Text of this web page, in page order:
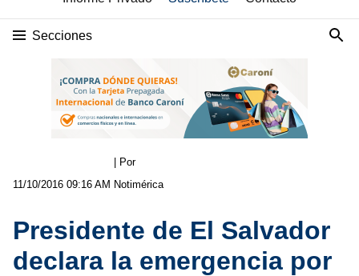
Secciones
11/10/2016 09:16 AM
| Por
Notimérica
Presidente de El Salvador
declara la emergencia por